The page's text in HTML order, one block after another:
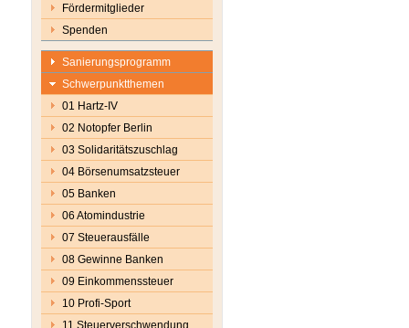
Fördermitglieder
Spenden
Sanierungsprogramm
Schwerpunktthemen
01 Hartz-IV
02 Notopfer Berlin
03 Solidaritätszuschlag
04 Börsenumsatzsteuer
05 Banken
06 Atomindustrie
07 Steuerausfälle
08 Gewinne Banken
09 Einkommenssteuer
10 Profi-Sport
11 Steuerverschwendung